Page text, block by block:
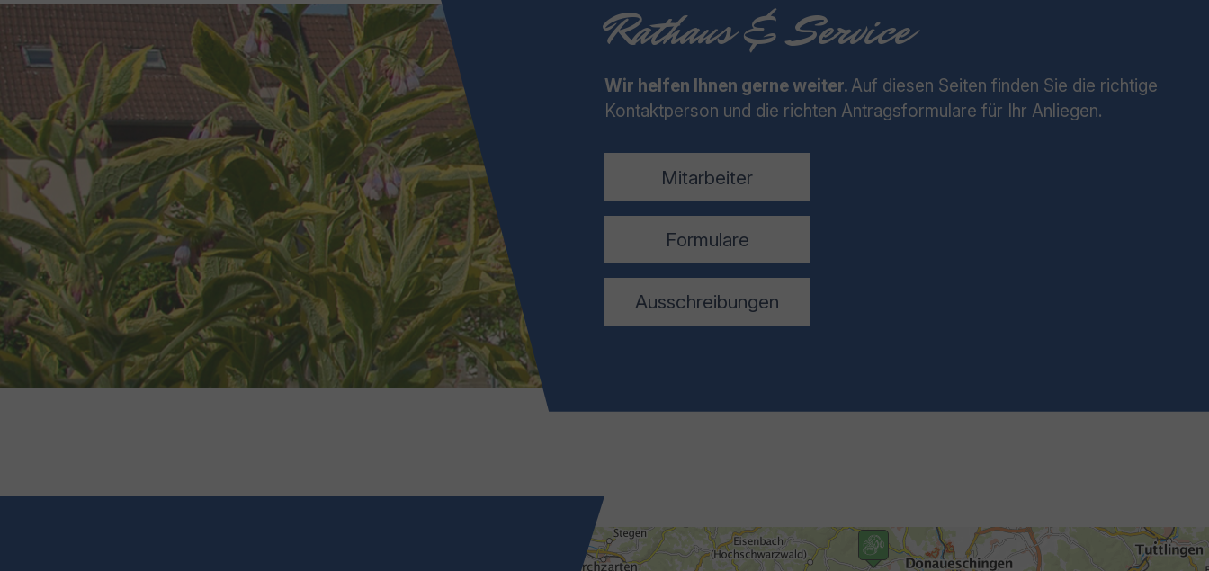
Rathaus & Service
Wir helfen Ihnen gerne weiter.Auf diesen Seiten finden Sie die richtige
Kontaktperson und die richten Antragsformulare für Ihr Anliegen.
Mitarbeiter
Formulare
Ausschreibungen